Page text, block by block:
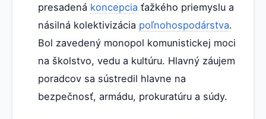
presadená koncepcia ťažkého priemyslu a
násilná kolektivizácia poľnohospodárstva.
Bol zavedený monopol komunistickej moci
na školstvo, vedu a kultúru. Hlavný záujem
poradcov sa sústredil hlavne na
bezpečnosť, armádu, prokuratúru a súdy.